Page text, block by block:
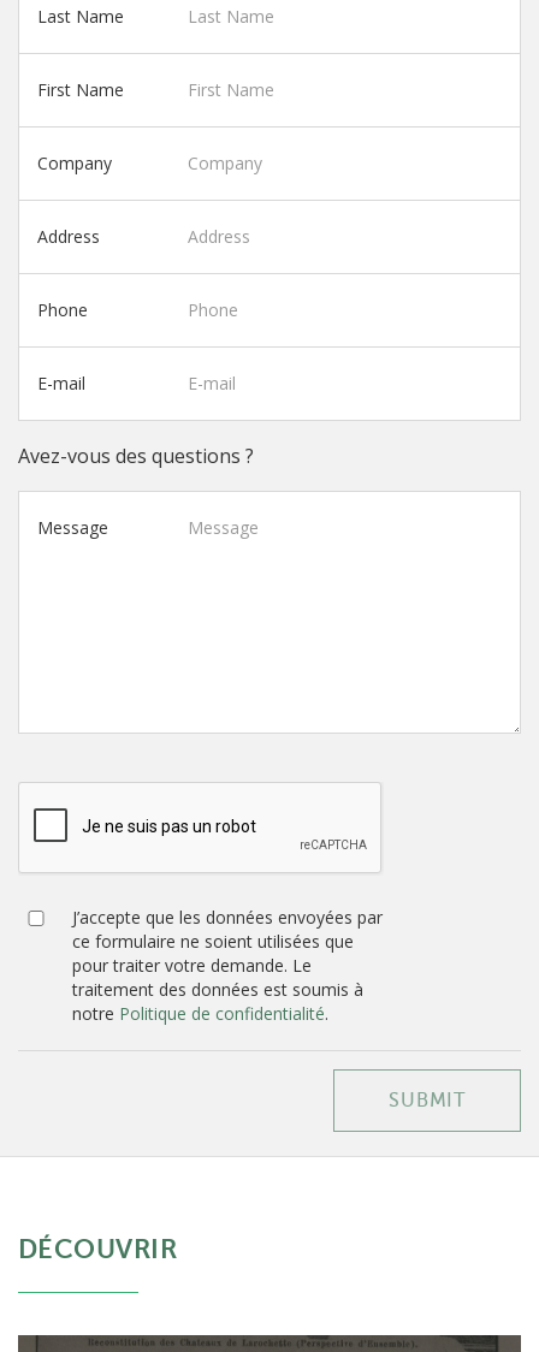
Last Name
First Name
Company
Address
Phone
E-mail
Avez-vous des questions ?
Message
J’accepte que les données envoyées par
ce formulaire ne soient utilisées que
pour traiter votre demande. Le
traitement des données est soumis à
notre Politique de confidentialité.
SUBMIT
DÉCOUVRIR